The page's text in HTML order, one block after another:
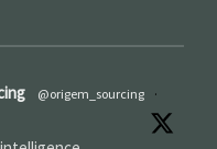
@origem_sourcing
·